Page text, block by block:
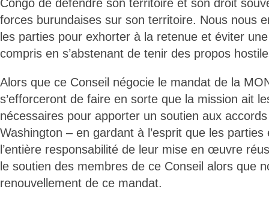
Congo de défendre son territoire et son droit
forces burundaises sur son territoire. Nous nous
les parties pour exhorter à la retenue et éviter
compris en s’abstenant de tenir des propos
Alors que ce Conseil négocie le mandat de la
s’efforceront de faire en sorte que la mission ait
nécessaires pour apporter un soutien aux
Washington – en gardant à l’esprit que les
l’entière responsabilité de leur mise en œuvre
le soutien des membres de ce Conseil alors que
renouvellement de ce mandat.